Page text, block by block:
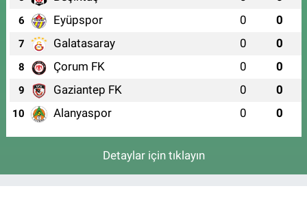
6 Eyüpspor 0 0
7 Galatasaray 0 0
8 Çorum FK 0 0
9 Gaziantep FK 0 0
10 Alanyaspor 0 0
Detaylar için tıklayın